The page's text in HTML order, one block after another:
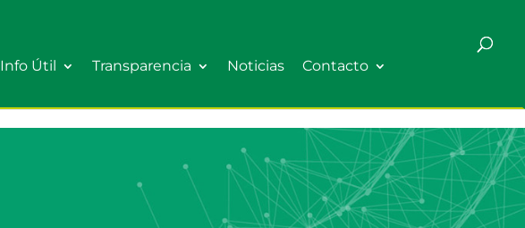
Info Útil Transparencia Noticias Contacto